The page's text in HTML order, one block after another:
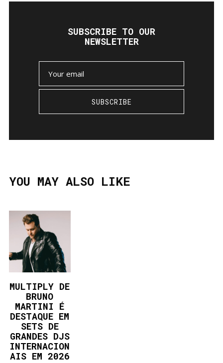
SUBSCRIBE TO OUR
NEWSLETTER
SUBSCRIBE
YOU MAY ALSO LIKE
MULTIPLY DE
BRUNO
MARTINI É
DESTAQUE EM
SETS DE
GRANDES DJS
INTERNACION
AIS EM 2026